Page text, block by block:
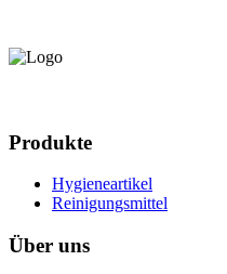
Produkte
Hygieneartikel
Reinigungsmittel
Über uns